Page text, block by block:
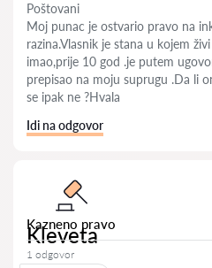
Poštovani
Moj punac je ostvario pravo na
razina.Vlasnik je stana u kojem
imao,prije 10 god .je putem
prepisao na moju suprugu .Da li
se ipak ne ?Hvala
Idi na odgovor
Kazneno pravo
Kleveta
1 odgovor